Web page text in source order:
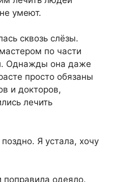
умеют.
сквозь слёзы.
по части
Однажды она даже
просто обязаны
и докторов,
лечить
Я устала, хочу
поправила одеяло.